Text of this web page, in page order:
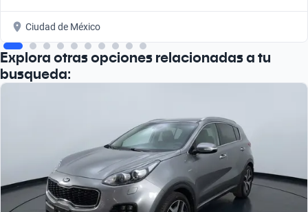
Ciudad de México
Explora otras opciones relacionadas a tu
busqueda: